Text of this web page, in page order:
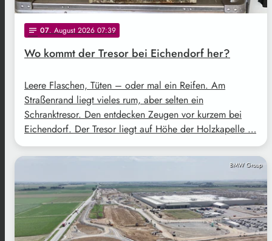
notes 07. August 2026 07:39
Wo kommt der Tresor bei Eichendorf her?
Leere Flaschen, Tüten – oder mal ein Reifen. Am
Straßenrand liegt vieles rum, aber selten ein
Schranktresor. Den entdecken Zeugen vor kurzem bei
Eichendorf. Der Tresor liegt auf Höhe der Holzkapelle …
BMW Group